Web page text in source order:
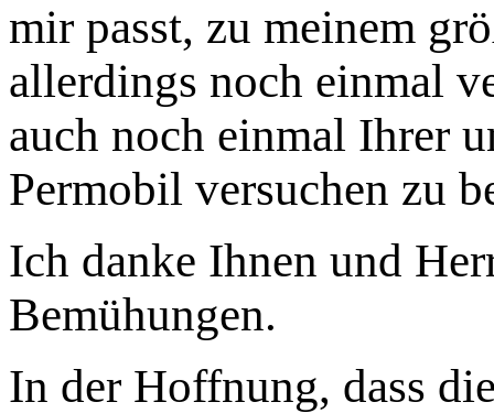
mir passt, zu meinem
allerdings noch einmal
auch noch einmal Ihrer
Permobil versuchen zu
Ich danke Ihnen und
Bemühungen.
In der Hoffnung, dass